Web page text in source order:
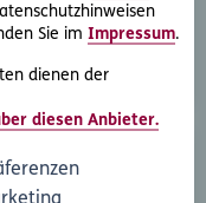
Sie im Impressum.
dienen der
diesen Anbieter.